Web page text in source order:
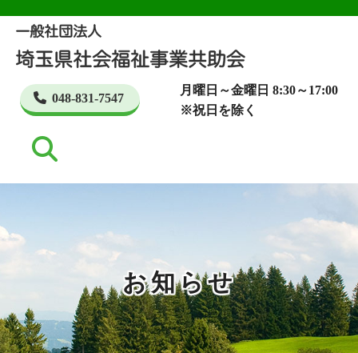
048-831-7547
月曜日～金曜日 8:30～17:00
※祝日を除く
お知らせ